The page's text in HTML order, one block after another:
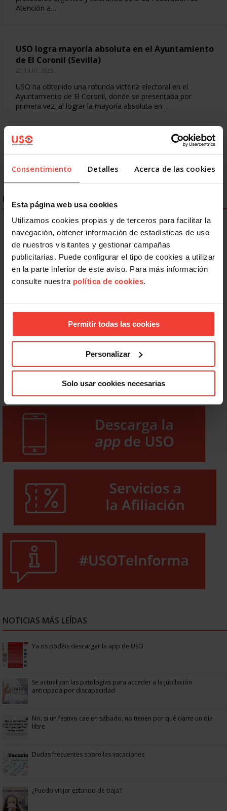
Consentimiento Detalles Acerca de las cookies
Esta página web usa cookies
Utilizamos cookies propias y de terceros para facilitar la
navegación, obtener información de estadísticas de uso
de nuestros visitantes y gestionar campañas
publicitarias. Puede configurar el tipo de cookies a utilizar
en la parte inferior de este aviso. Para más información
consulte nuestra política de cookies.
Permitir todas las cookies
Personalizar
Solo usar cookies necesarias
Atención a…
USO logra mayoría absoluta en el Ayuntamiento
de El Coronil (Sevilla)
22 JULIO, 2025
USO ha obtenido una rotunda victoria electoral en el
Ayuntamiento de El Coronil, donde se presentaba por
primera vez, al lograr la mayoría absoluta en…
1 Último »
ENLACES DESTACADOS
NOTICIAS MÁS LEÍDAS
Ya os podéis descargar la app de USO
Se actualizan las patologías para acceder a la jubilación
anticipada por discapacidad
No: si un festivo cae en sábado, no tienen por qué darte un día
libre
Dudas frecuentes sobre las vacaciones
¿Puedo viajar estando de baja?